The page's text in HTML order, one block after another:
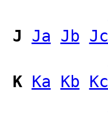
J
Ja Jb Jc
K Ka Kb Kc